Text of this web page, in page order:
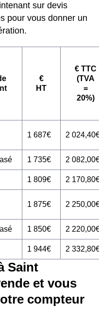
sur devis
pour vous donner un
€
HT
€ TTC
(TVA
=
20%)
1 687€ 2
1 735€ 2
1 809€ 2
1 875€ 2
1 850€ 2
1 944€ 2
Saint
et vous
compteur